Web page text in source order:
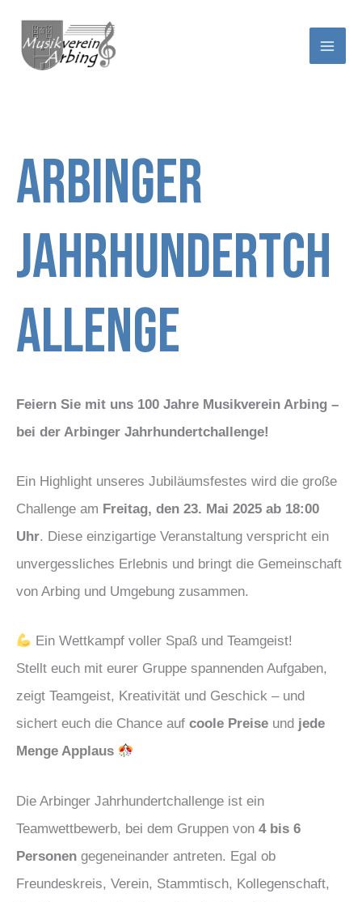
Inhalt
springen
Arbinger
Jahrhundertch
allenge
Feiern Sie mit uns 100 Jahre Musikverein Arbing –
bei der Arbinger Jahrhundertchallenge!
Ein Highlight unseres Jubiläumsfestes wird die große
Challenge am Freitag, den 23. Mai 2025 ab 18:00
Uhr. Diese einzigartige Veranstaltung verspricht ein
unvergessliches Erlebnis und bringt die Gemeinschaft
von Arbing und Umgebung zusammen.
Ein Wettkampf voller Spaß und Teamgeist!
Stellt euch mit eurer Gruppe spannenden Aufgaben,
zeigt Teamgeist, Kreativität und Geschick – und
sichert euch die Chance auf coole Preise und jede
Menge Applaus
Die Arbinger Jahrhundertchallenge ist ein
Teamwettbewerb, bei dem Gruppen von 4 bis 6
Personen gegeneinander antreten. Egal ob
Freundeskreis, Verein, Stammtisch, Kollegenschaft,